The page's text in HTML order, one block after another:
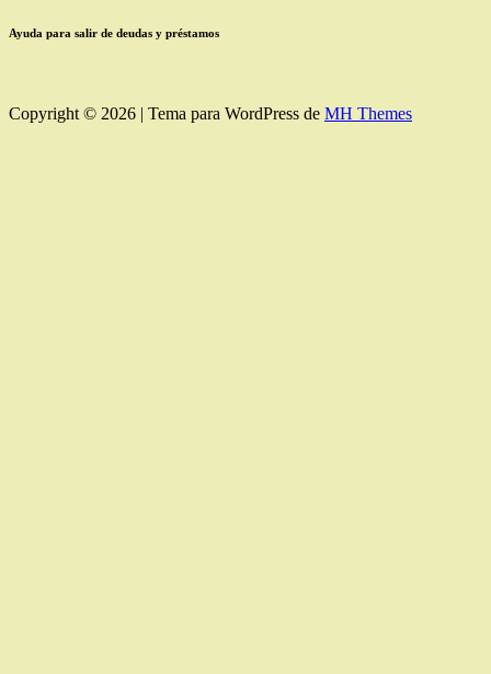
Ayuda para salir de deudas y préstamos
Copyright © 2026 | Tema para WordPress de MH Themes